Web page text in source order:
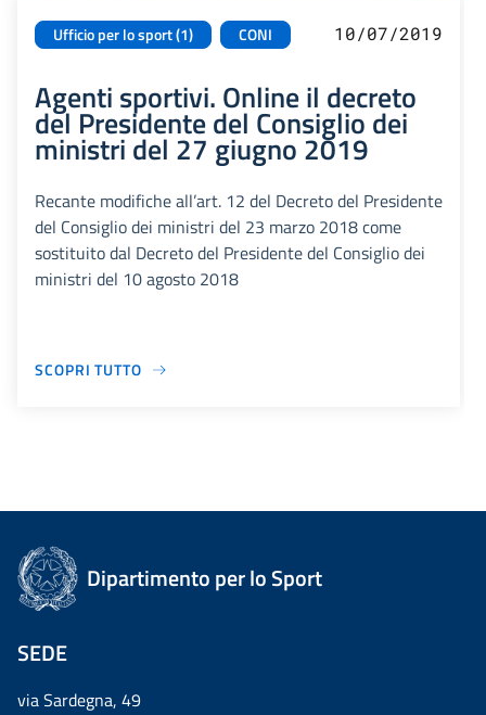
Ufficio per lo sport (1) CONI 10/07/2019
Agenti sportivi. Online il decreto
del Presidente del Consiglio dei
ministri del 27 giugno 2019
Recante modifiche all’art. 12 del Decreto del Presidente
del Consiglio dei ministri del 23 marzo 2018 come
sostituito dal Decreto del Presidente del Consiglio dei
ministri del 10 agosto 2018
SCOPRI TUTTO
Dipartimento per lo Sport
SEDE
via Sardegna, 49